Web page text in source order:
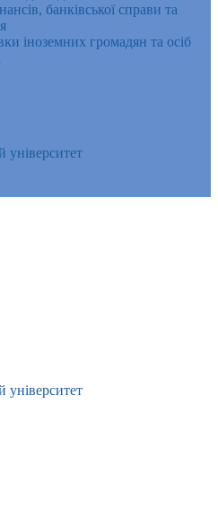
банківської справи та
іноземних громадян та осіб
університет
університет